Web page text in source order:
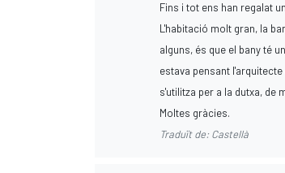
Fins i tot ens han regalat
L'habitació molt gran, la
alguns, és que el bany té
estava pensant
s'utilitza per a la dutxa, de
Moltes gràcies.
Traduït de: Castellà